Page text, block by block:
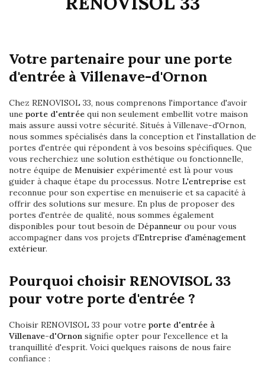
Votre partenaire pour une porte
d'entrée à Villenave-d'Ornon
Chez RENOVISOL 33, nous comprenons l'importance d'avoir
une porte d'entrée qui non seulement embellit votre maison
mais assure aussi votre sécurité. Situés à Villenave-d'Ornon,
nous sommes spécialisés dans la conception et l'installation de
portes d'entrée qui répondent à vos besoins spécifiques. Que
vous recherchiez une solution esthétique ou fonctionnelle,
notre équipe de Menuisier expérimenté est là pour vous
guider à chaque étape du processus. Notre L'entreprise est
reconnue pour son expertise en menuiserie et sa capacité à
offrir des solutions sur mesure. En plus de proposer des
portes d'entrée de qualité, nous sommes également
disponibles pour tout besoin de Dépanneur ou pour vous
accompagner dans vos projets d'Entreprise d'aménagement
extérieur.
Pourquoi choisir RENOVISOL 33
pour votre porte d'entrée ?
Choisir RENOVISOL 33 pour votre porte d'entrée à
Villenave-d'Ornon signifie opter pour l'excellence et la
tranquillité d'esprit. Voici quelques raisons de nous faire
confiance :